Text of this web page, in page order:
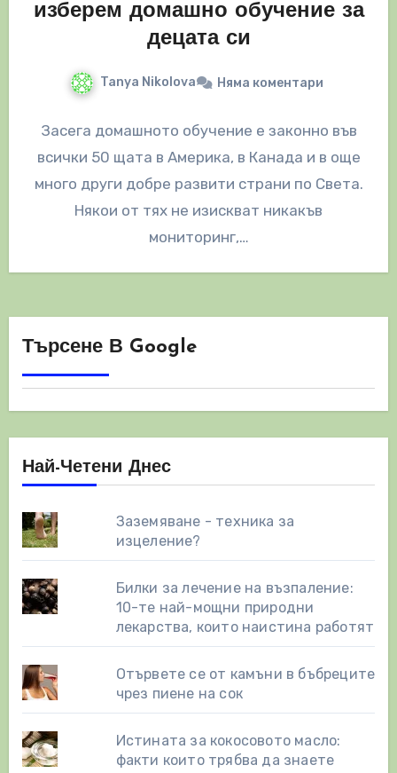
изберем домашно обучение за
децата си
Tanya Nikolova Няма коментари
Засега домашното обучение е законно във
всички 50 щата в Америка, в Канада и в още
много други добре развити страни по Света.
Някои от тях не изискват никакъв
мониторинг,…
Търсене В Google
Най-Четени Днес
Заземяване - техника за
изцеление?
Билки за лечение на възпаление:
10-те най-мощни природни
лекарства, които наистина работят
Отървете се от камъни в бъбреците
чрез пиене на сок
Истината за кокосовото масло:
факти които трябва да знаете